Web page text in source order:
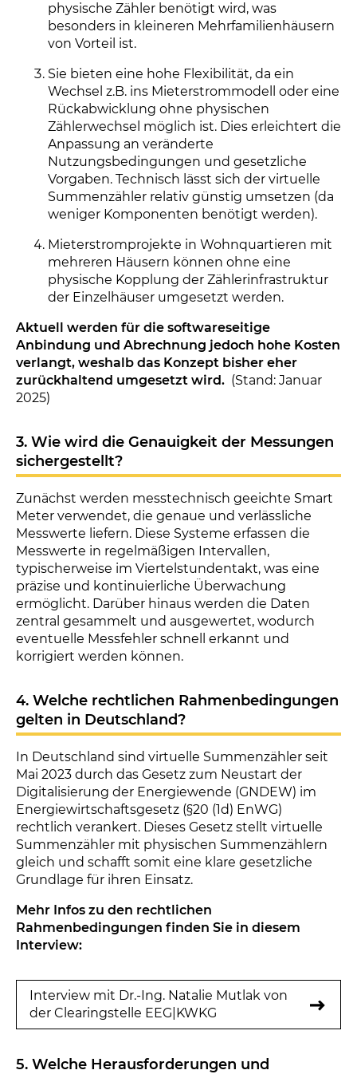
physische Zähler benötigt wird, was
besonders in kleineren Mehrfamilienhäusern
von Vorteil ist.
Sie bieten eine hohe Flexibilität, da ein
Wechsel z.B. ins Mieterstrommodell oder eine
Rückabwicklung ohne physischen
Zählerwechsel möglich ist. Dies erleichtert die
Anpassung an veränderte
Nutzungsbedingungen und gesetzliche
Vorgaben. Technisch lässt sich der virtuelle
Summenzähler relativ günstig umsetzen (da
weniger Komponenten benötigt werden).
Mieterstromprojekte in Wohnquartieren mit
mehreren Häusern können ohne eine
physische Kopplung der Zählerinfrastruktur
der Einzelhäuser umgesetzt werden.
Aktuell werden für die softwareseitige
Anbindung und Abrechnung jedoch hohe Kosten
verlangt, weshalb das Konzept bisher eher
zurückhaltend umgesetzt wird. (Stand: Januar
2025)
3. Wie wird die Genauigkeit der Messungen
sichergestellt?
Zunächst werden messtechnisch geeichte Smart
Meter verwendet, die genaue und verlässliche
Messwerte liefern. Diese Systeme erfassen die
Messwerte in regelmäßigen Intervallen,
typischerweise im Viertelstundentakt, was eine
präzise und kontinuierliche Überwachung
ermöglicht. Darüber hinaus werden die Daten
zentral gesammelt und ausgewertet, wodurch
eventuelle Messfehler schnell erkannt und
korrigiert werden können.
4. Welche rechtlichen Rahmenbedingungen
gelten in Deutschland?
In Deutschland sind virtuelle Summenzähler seit
Mai 2023 durch das Gesetz zum Neustart der
Digitalisierung der Energiewende (GNDEW) im
Energiewirtschaftsgesetz (§20 (1d) EnWG)
rechtlich verankert. Dieses Gesetz stellt virtuelle
Summenzähler mit physischen Summenzählern
gleich und schafft somit eine klare gesetzliche
Grundlage für ihren Einsatz.
Mehr Infos zu den rechtlichen
Rahmenbedingungen finden Sie in diesem
Interview:
Interview mit Dr.-Ing. Natalie Mutlak von
der Clearingstelle EEG|KWKG
5. Welche Herausforderungen und